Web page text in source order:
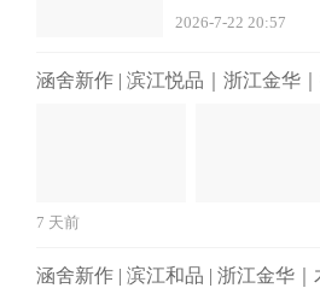
2026-7-22 20:57
涵舍新作 | 滨江悦品｜浙江金华
7 天前
涵舍新作 | 滨江和品 | 浙江金华｜